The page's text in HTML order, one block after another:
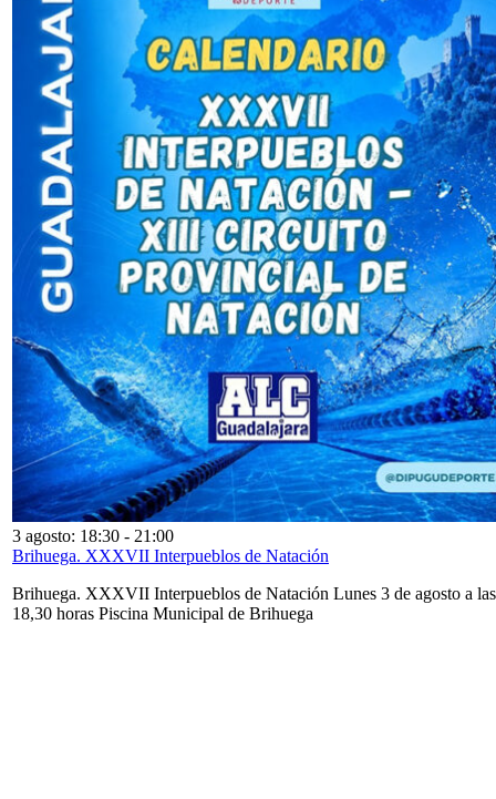
3 agosto: 18:30 - 21:00
Brihuega. XXXVII Interpueblos de Natación
Brihuega. XXXVII Interpueblos de Natación Lunes 3 de agosto a las
18,30 horas Piscina Municipal de Brihuega